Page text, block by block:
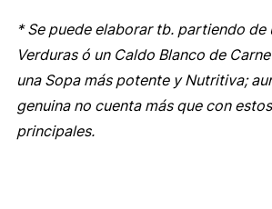
* Se puede elaborar tb. partiendo de
Verduras ó un Caldo Blanco de
una Sopa más potente y Nutritiva;
genuina no cuenta más que con
principales.